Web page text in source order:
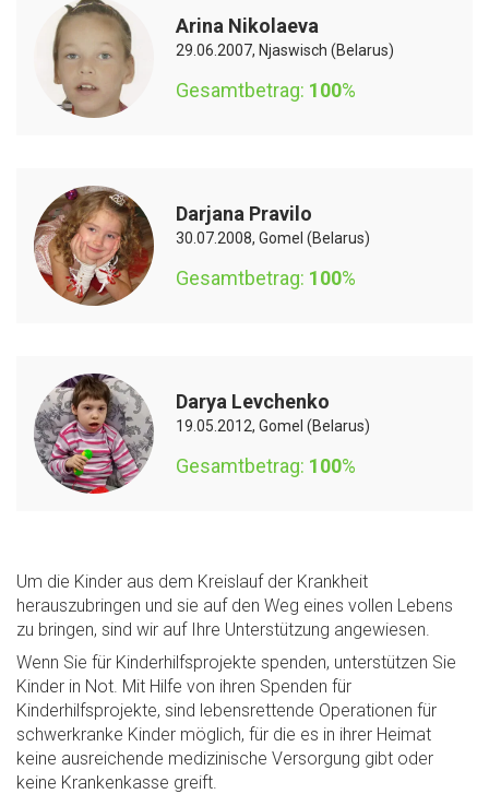
Arina Nikolaeva
29.06.2007, Njaswisch (Belarus)
Gesamtbetrag: 100%
Darjana Pravilo
30.07.2008, Gomel (Belarus)
Gesamtbetrag: 100%
Darya Levchenko
19.05.2012, Gomel (Belarus)
Gesamtbetrag: 100%
Um die Kinder aus dem Kreislauf der Krankheit
herauszubringen und sie auf den Weg eines vollen Lebens
zu bringen, sind wir auf Ihre Unterstützung angewiesen.
Wenn Sie für Kinderhilfsprojekte spenden, unterstützen Sie
Kinder in Not. Mit Hilfe von ihren Spenden für
Kinderhilfsprojekte, sind lebensrettende Operationen für
schwerkranke Kinder möglich, für die es in ihrer Heimat
keine ausreichende medizinische Versorgung gibt oder
keine Krankenkasse greift.